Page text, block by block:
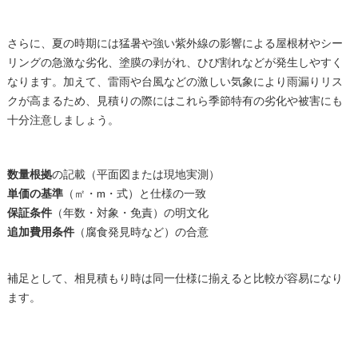
さらに、夏の時期には猛暑や強い紫外線の影響による屋根材やシー
リングの急激な劣化、塗膜の剥がれ、ひび割れなどが発生しやすく
なります。加えて、雷雨や台風などの激しい気象により雨漏りリス
クが高まるため、見積りの際にはこれら季節特有の劣化や被害にも
十分注意しましょう。
数量根拠の記載（平面図または現地実測）
単価の基準（㎡・m・式）と仕様の一致
保証条件（年数・対象・免責）の明文化
追加費用条件（腐食発見時など）の合意
補足として、相見積もり時は同一仕様に揃えると比較が容易になり
ます。